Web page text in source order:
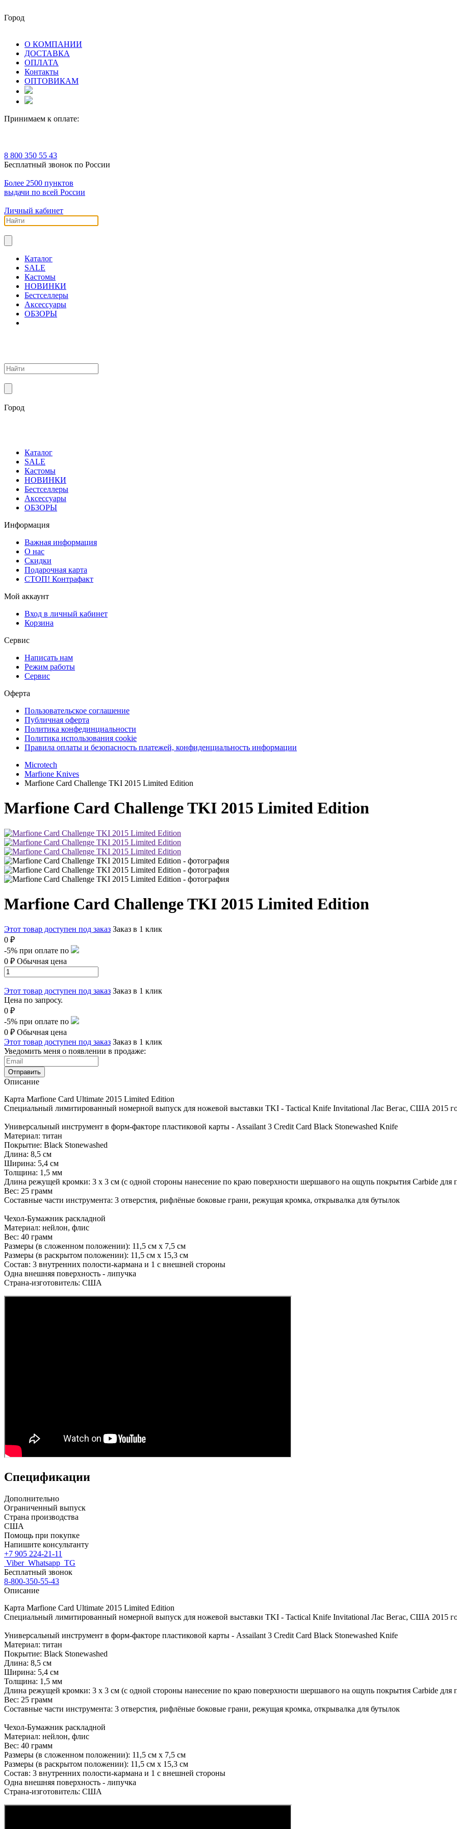
Город
О КОМПАНИИ
ДОСТАВКА
ОПЛАТА
Контакты
ОПТОВИКАМ
Принимаем к оплате:
8 800 350 55 43
Бесплатный звонок по России
Более 2500 пунктов
выдачи по всей России
Личный кабинет
Каталог
SALE
Кастомы
НОВИНКИ
Бестселлеры
Аксессуары
ОБЗОРЫ
Город
Каталог
SALE
Кастомы
НОВИНКИ
Бестселлеры
Аксессуары
ОБЗОРЫ
Информация
Важная информация
О нас
Скидки
Подарочная карта
СТОП! Контрафакт
Мой аккаунт
Вход в личный кабинет
Корзина
Сервис
Написать нам
Режим работы
Сервис
Оферта
Пользовательское соглашение
Публичная оферта
Политика конфединциальности
Политика использования cookie
Правила оплаты и безопасность платежей, конфиденциальность информации
Microtech
Marfione Knives
Marfione Card Challenge TKI 2015 Limited Edition
Marfione Card Challenge TKI 2015 Limited Edition
Marfione Card Challenge TKI 2015 Limited Edition
Этот товар доступен под заказ Заказ в 1 клик
0 ₽
-5% при оплате по
0 ₽ Обычная цена
Этот товар доступен под заказ Заказ в 1 клик
Цена по запросу.
0 ₽
-5% при оплате по
0 ₽ Обычная цена
Этот товар доступен под заказ Заказ в 1 клик
Уведомить меня о появлении в продаже:
Отправить
Описание
Карта Marfione Card Ultimate 2015 Limited Edition
Специальный лимитированный номерной выпуск для ножевой выставки TKI - Tactical Knife Invitational Лас Вегас, США 2015
Универсальный инструмент в форм-факторе пластиковой карты - Assailant 3 Credit Card Black Stonewashed Knife
Материал: титан
Покрытие: Black Stonewashed
Длина: 8,5 см
Ширина: 5,4 см
Толщина: 1,5 мм
Длина режущей кромки: 3 х 3 см (с одной стороны нанесение по краю поверхности шершавого на ощупь покрытия Carbide для
Вес: 25 грамм
Составные части инструмента: 3 отверстия, рифлёные боковые грани, режущая кромка, открывалка для бутылок
Чехол-Бумажник раскладной
Материал: нейлон, флис
Вес: 40 грамм
Размеры (в сложенном положении): 11,5 см х 7,5 см
Размеры (в раскрытом положении): 11,5 см х 15,3 см
Состав: 3 внутренних полости-кармана и 1 с внешней стороны
Одна внешняя поверхность - липучка
Страна-изготовитель: США
Спецификации
Дополнительно
Ограниченный выпуск
Страна производства
США
Помощь при покупке
Напишите консультанту
+7 905 224-21-11
Viber Whatsapp TG
Бесплатный звонок
8-800-350-55-43
Описание
Карта Marfione Card Ultimate 2015 Limited Edition
Специальный лимитированный номерной выпуск для ножевой выставки TKI - Tactical Knife Invitational Лас Вегас, США 2015
Универсальный инструмент в форм-факторе пластиковой карты - Assailant 3 Credit Card Black Stonewashed Knife
Материал: титан
Покрытие: Black Stonewashed
Длина: 8,5 см
Ширина: 5,4 см
Толщина: 1,5 мм
Длина режущей кромки: 3 х 3 см (с одной стороны нанесение по краю поверхности шершавого на ощупь покрытия Carbide для
Вес: 25 грамм
Составные части инструмента: 3 отверстия, рифлёные боковые грани, режущая кромка, открывалка для бутылок
Чехол-Бумажник раскладной
Материал: нейлон, флис
Вес: 40 грамм
Размеры (в сложенном положении): 11,5 см х 7,5 см
Размеры (в раскрытом положении): 11,5 см х 15,3 см
Состав: 3 внутренних полости-кармана и 1 с внешней стороны
Одна внешняя поверхность - липучка
Страна-изготовитель: США